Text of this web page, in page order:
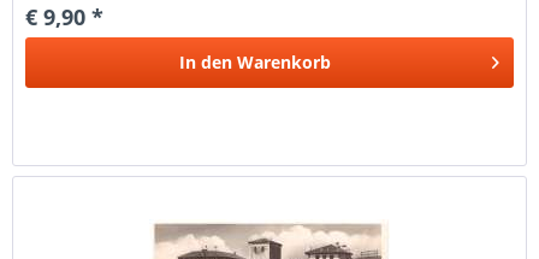
€ 9,90 *
In den Warenkorb